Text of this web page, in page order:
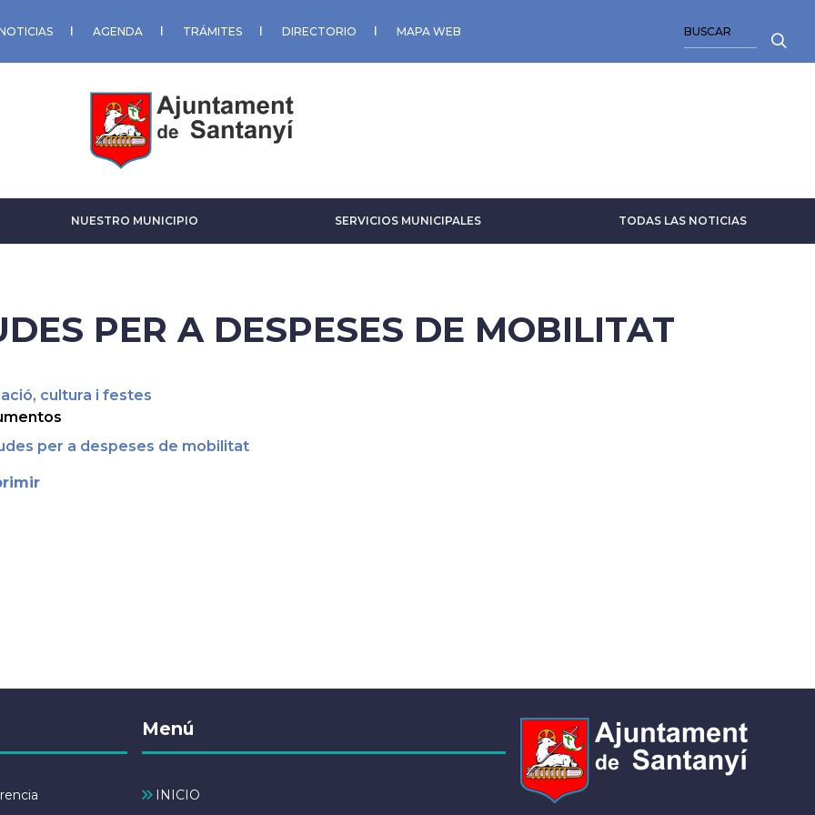
AGENDA TRÁMITES DIRECTORIO MAPA WEB
NUESTRO MUNICIPIO SERVICIOS MUNICIPALES TODAS LAS NOTICIAS
PER A DESPESES DE MOBILITAT
cultura i festes
per a despeses de mobilitat
Menú
INICIO